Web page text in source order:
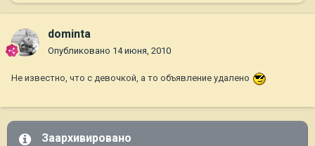
dominta
Опубликовано 14 июня, 2010
Не известно, что с девочкой, а то объявление удалено
Заархивировано